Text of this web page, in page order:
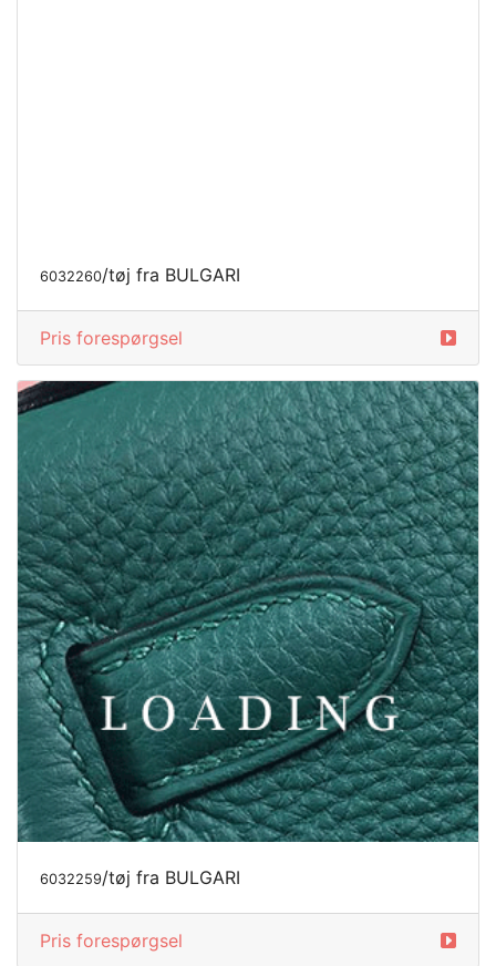
Pris forespørgsel
6032261 /tøj fra BULGARI